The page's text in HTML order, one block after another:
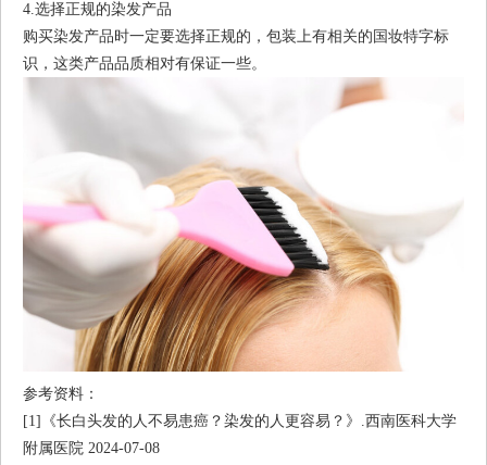
4.选择正规的染发产品
购买染发产品时一定要选择正规的，包装上有相关的国妆特字标
识，这类产品品质相对有保证一些。
参考资料：
[1]《长白头发的人不易患癌？染发的人更容易？》.西南医科大学
附属医院 2024-07-08